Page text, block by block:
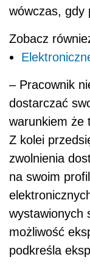
wówczas, gdy
Zobacz
– Pracownik
dostarczać
warunkiem że
Z kolei
zwolnienia
na swoim
wystawionych
możliwość
podkreśla